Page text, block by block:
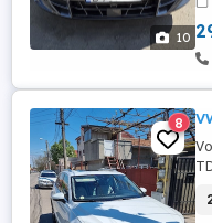
10
8